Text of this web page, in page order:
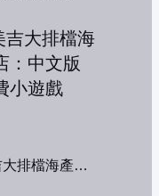
美吉大排檔海產店：中文版